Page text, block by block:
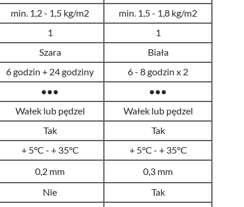
min. 1,2 - 1,5 kg/m2
min. 1,5 - 1,8 kg/m2
1
1
Szara
Biała
6 godzin + 24 godziny
6 - 8 godzin x 2
●●●
●●●
Wałek lub pędzel
Wałek lub pędzel
Tak
Tak
+ 5°C - + 35°C + 5°C - + 35°C
0,2 mm
0,3 mm
Nie
Tak